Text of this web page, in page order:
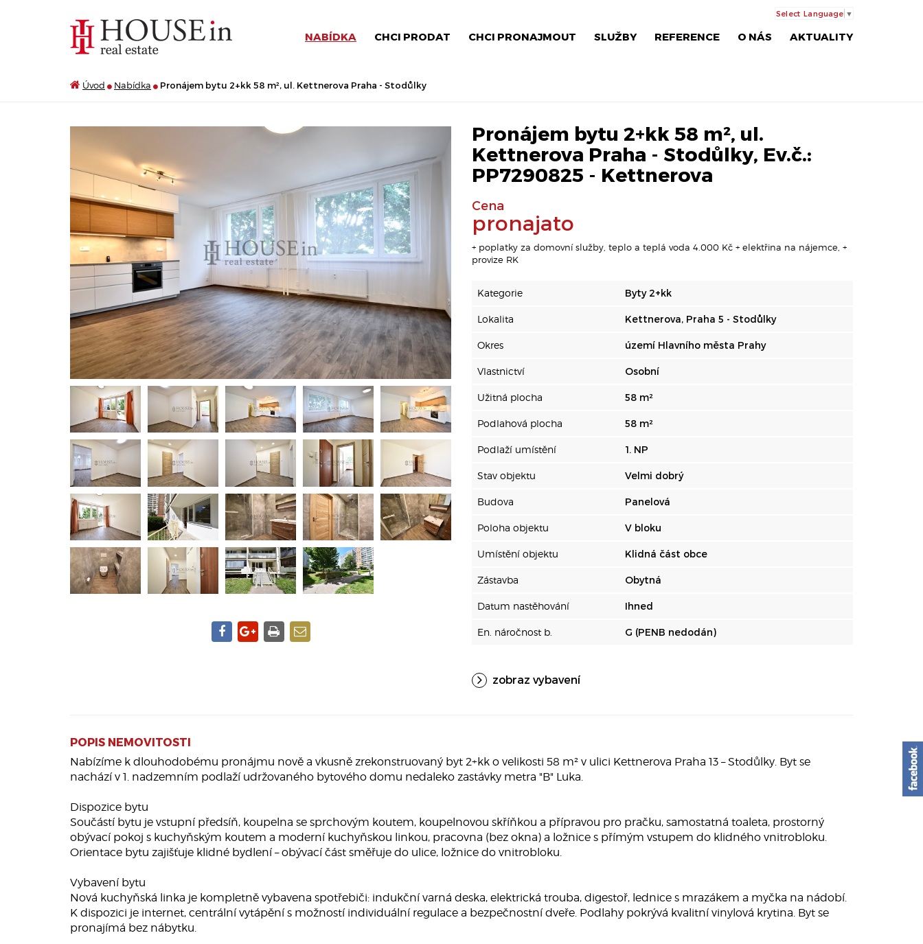
NABÍDKA CHCI PRODAT CHCI PRONAJMOUT SLUŽBY REFERENCE O NÁS AKTUALITY
Select Language ▼
Úvod Nabídka Pronájem bytu 2+kk 58 m², ul. Kettnerova Praha - Stodůlky
Pronájem bytu 2+kk 58 m², ul.
Kettnerova Praha - Stodůlky, Ev.č.:
PP7290825 - Kettnerova
Cena
pronajato
+ poplatky za domovní služby, teplo a teplá voda 4.000 Kč + elektřina na nájemce, +
provize RK
Kategorie Byty 2+kk
Lokalita Kettnerova, Praha 5 - Stodůlky
Okres území Hlavního města Prahy
Vlastnictví Osobní
Užitná plocha 58 m²
Podlahová plocha 58 m²
Podlaží umístění 1. NP
Stav objektu Velmi dobrý
Budova Panelová
Poloha objektu V bloku
Umístění objektu Klidná část obce
Zástavba Obytná
Datum nastěhování Ihned
En. náročnost b. G (PENB nedodán)
zobraz vybavení
POPIS NEMOVITOSTI
Nabízíme k dlouhodobému pronájmu nově a vkusně zrekonstruovaný byt 2+kk o velikosti 58 m² v ulici Kettnerova Praha 13 – Stodůlky. Byt se
nachází v 1. nadzemním podlaží udržovaného bytového domu nedaleko zastávky metra "B" Luka.
Dispozice bytu
Součástí bytu je vstupní předsíň, koupelna se sprchovým koutem, koupelnovou skříňkou a přípravou pro pračku, samostatná toaleta, prostorný
obývací pokoj s kuchyňským koutem a moderní kuchyňskou linkou, pracovna (bez okna) a ložnice s přímým vstupem do klidného vnitrobloku.
Orientace bytu zajišťuje klidné bydlení – obývací část směřuje do ulice, ložnice do vnitrobloku.
Vybavení bytu
Nová kuchyňská linka je kompletně vybavena spotřebiči: indukční varná deska, elektrická trouba, digestoř, lednice s mrazákem a myčka na nádobí.
K dispozici je internet, centrální vytápění s možností individuální regulace a bezpečnostní dveře. Podlahy pokrývá kvalitní vinylová krytina. Byt se
pronajímá bez nábytku.